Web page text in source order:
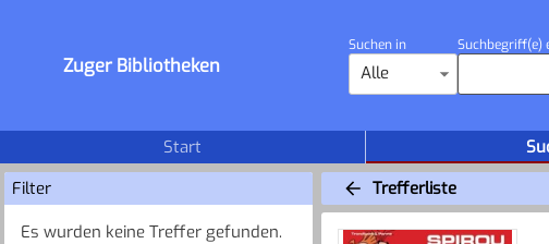
Zuger Bibliotheken
Suchen in
Alle
Suchbegriff(e)
Start
Filter
Es wurden keine Treffer gefunden.
Trefferliste